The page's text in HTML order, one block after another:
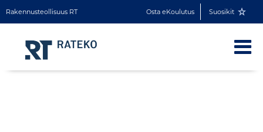
Rakennusteollisuus RT Osta eKoulutus Suosikit